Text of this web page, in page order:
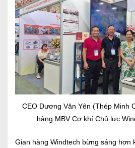
CEO Dương Văn Yên (Thép Minh
hàng MBV Cơ khí Chủ lực
Gian hàng Windtech bừng sáng hơn